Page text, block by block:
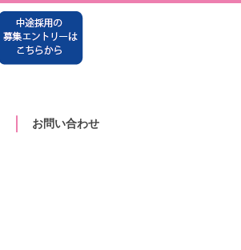
お問い合わせ